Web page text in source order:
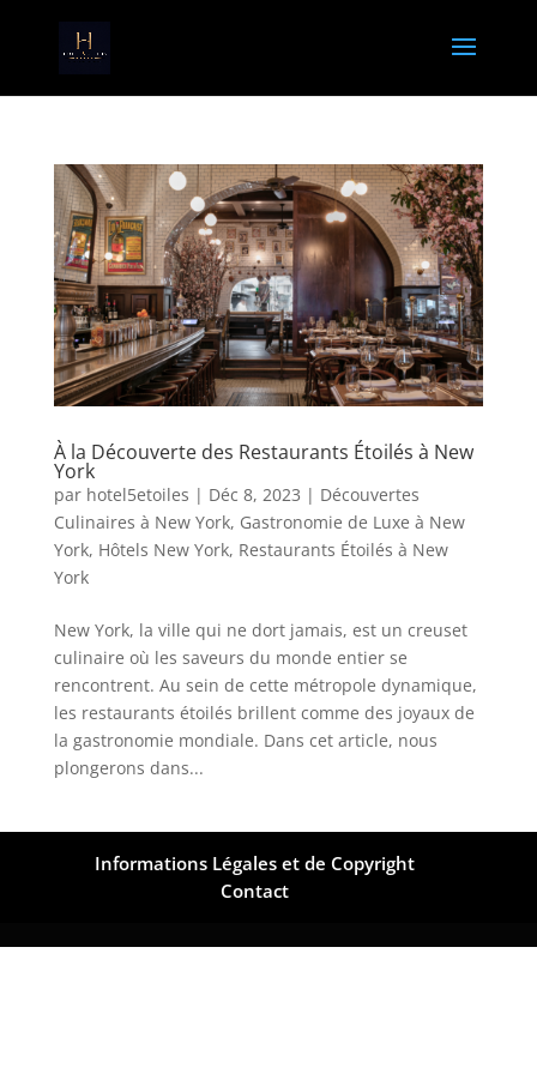
À la Découverte des Restaurants Étoilés à New
York
par hotel5etoiles | Déc 8, 2023 | Découvertes
Culinaires à New York, Gastronomie de Luxe à New
York, Hôtels New York, Restaurants Étoilés à New
York
New York, la ville qui ne dort jamais, est un creuset
culinaire où les saveurs du monde entier se
rencontrent. Au sein de cette métropole dynamique,
les restaurants étoilés brillent comme des joyaux de
la gastronomie mondiale. Dans cet article, nous
plongerons dans...
Informations Légales et de Copyright
Contact